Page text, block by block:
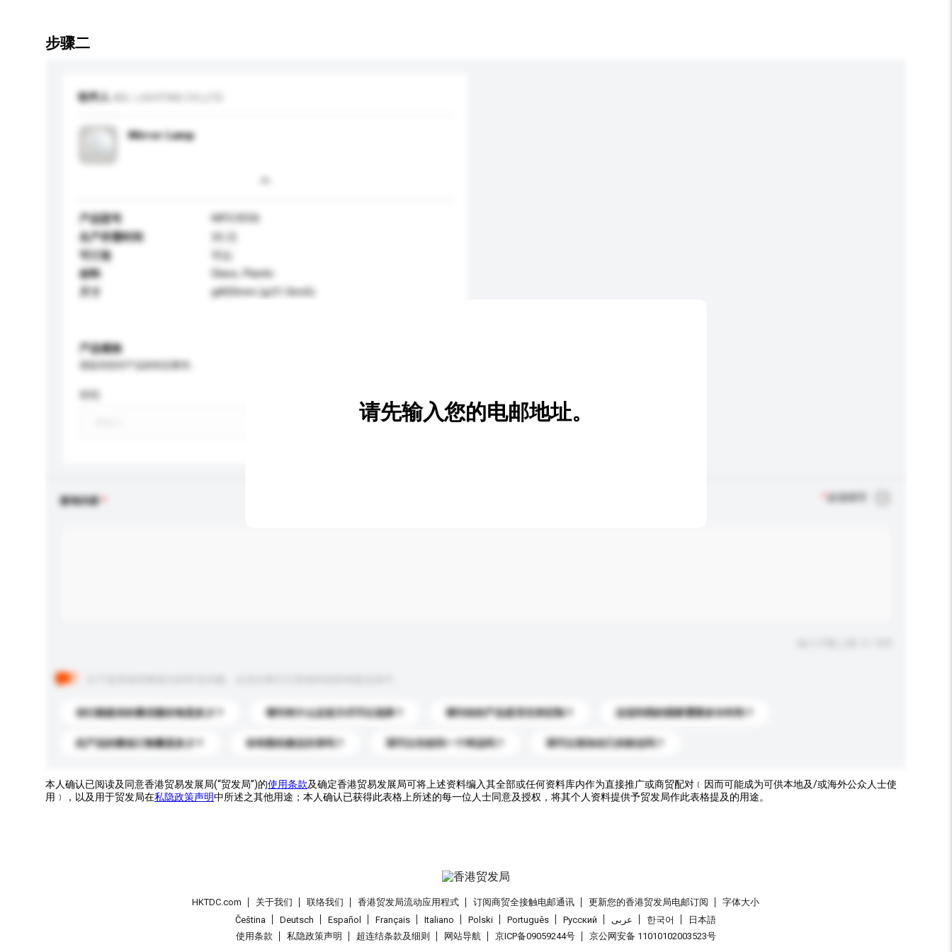
步骤二
收件人
Mirror Lamp
产品型号
MP23056
生产所需时间
可订造
可以
材料
Glass, Plastic
φ800mm (φ31.5inch)
产品规格
新增/删除选项
查询内容 必须填写
你们能提供的最优惠价格是多少？ 请问有什么运送方式可以选择？ 请问你的产品是否支持定制？ 运送到我的国家需要多长时间？
此产品的最低订购量是多少？ 你有新的產品目录吗？ 我可以先收到一个样品吗？ 我可以添加自己的标志吗？
请先输入您的电邮地址。
本人确认已阅读及同意香港贸易发展局(“贸发局”)的使用条款及确定香港贸易发展局可将上述资料编入其全部或任何资料库内作为直接推广或商贸配对﹝因而可能成为可供本地及/或海外公众人士使
用﹞，以及用于贸发局在私隐政策声明中所述之其他用途；本人确认已获得此表格上所述的每一位人士同意及授权，将其个人资料提供予贸发局作此表格提及的用途。
HKTDC.com 关于我们 联络我们 香港贸发局流动应用程式 订阅商贸全接触电邮通讯 更新您的香港贸发局电邮订阅
字体大小
Čeština
Deutsch Español Français Italiano Polski Português Pусский عربى 한국어
日本語
使用条款
私隐政策声明 超连结条款及细则 网站导航 京ICP备09059244号 京公网安备 11010102003523号